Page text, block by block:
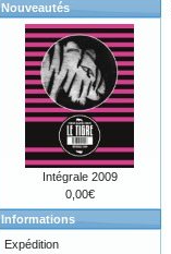
Nouveautés
Intégrale 2009
0,00€
Informations
Expédition